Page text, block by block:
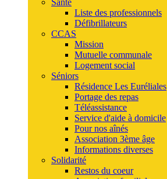
Santé
Liste des professionnels
Défibrillateurs
CCAS
Mission
Mutuelle communale
Logement social
Séniors
Résidence Les Euréliales
Portage des repas
Téléassistance
Service d'aide à domicile
Pour nos aînés
Association 3ème âge
Informations diverses
Solidarité
Restos du coeur